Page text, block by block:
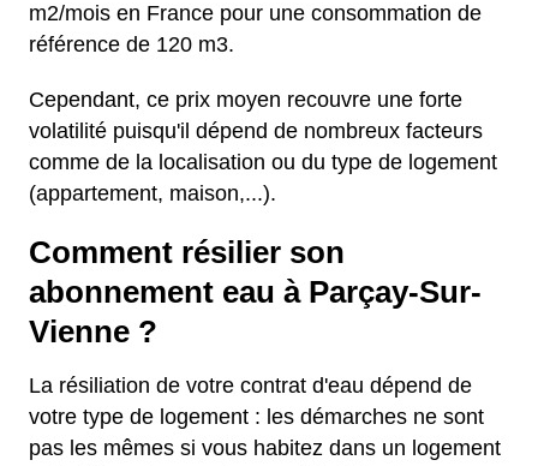
m2/mois en France pour une consommation de
référence de 120 m3.
Cependant, ce prix moyen recouvre une forte
volatilité puisqu'il dépend de nombreux facteurs
comme de la localisation ou du type de logement
(appartement, maison,...).
Comment résilier son
abonnement eau à Parçay-Sur-
Vienne ?
La résiliation de votre contrat d'eau dépend de
votre type de logement : les démarches ne sont
pas les mêmes si vous habitez dans un logement